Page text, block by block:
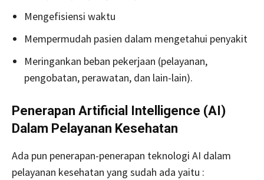
Mengefisiensi waktu
Mempermudah pasien dalam mengetahui penyakit
Meringankan beban pekerjaan (pelayanan,
pengobatan, perawatan, dan lain-lain).
Penerapan Artificial Intelligence (AI)
Dalam Pelayanan Kesehatan
Ada pun penerapan-penerapan teknologi AI dalam
pelayanan kesehatan yang sudah ada yaitu :